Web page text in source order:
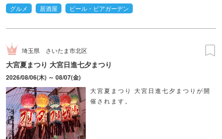
グルメ
居酒屋 ビール・ビアガーデン
埼玉県 さいたま市北区
大宮夏まつり 大宮日進七夕まつり
2026/08/06(木) ～ 08/07(金)
大宮夏まつり 大宮日進七夕まつりが開
催されます。